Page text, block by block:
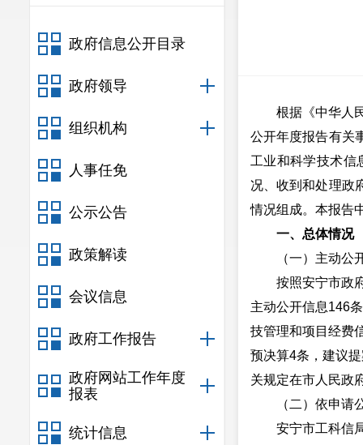
政府信息公开目录
政府领导
组织机构
人事任免
公示公告
政策解读
会议信息
政府工作报告
政府网站工作年度
报表
统计信息
根据《中华人
公开年度报告有关
工业和科学技术信
况、收到和处理政
情况组成。本报告
一、总体情况
（一）主动公
按照安宁市政
主动公开信息146
技管理和项目经费
预决算4条，建议
关规定在市人民政
（二）依申请
安宁市工科信